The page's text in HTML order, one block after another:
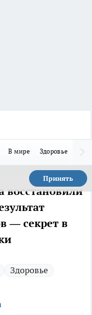
В мире Здоровье
Принять
восстановили
— секрет в
Здоровье